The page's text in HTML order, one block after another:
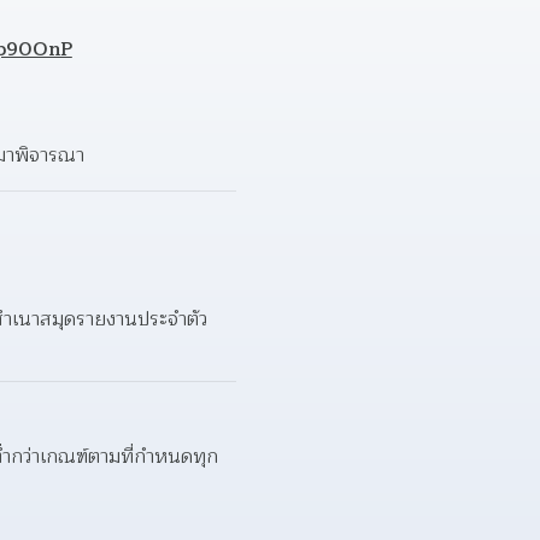
พิจารณา
นาสมุดรายงานประจำตัว
กว่าเกณฑ์ตามที่กำหนดทุก